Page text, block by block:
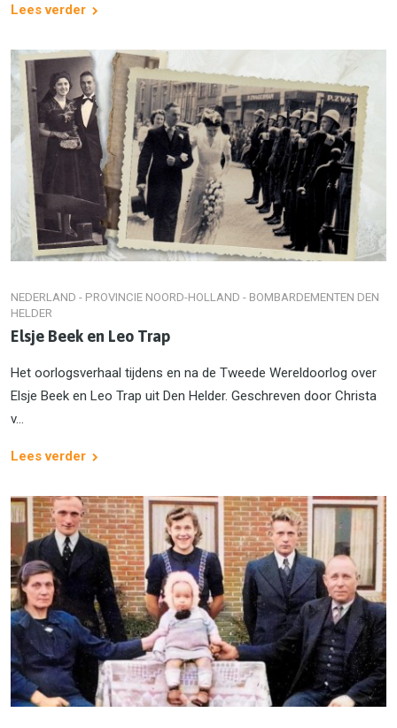
Lees verder
NEDERLAND - PROVINCIE NOORD-HOLLAND - BOMBARDEMENTEN DEN
HELDER
Elsje Beek en Leo Trap
Het oorlogsverhaal tijdens en na de Tweede Wereldoorlog over
Elsje Beek en Leo Trap uit Den Helder. Geschreven door Christa
v...
Lees verder